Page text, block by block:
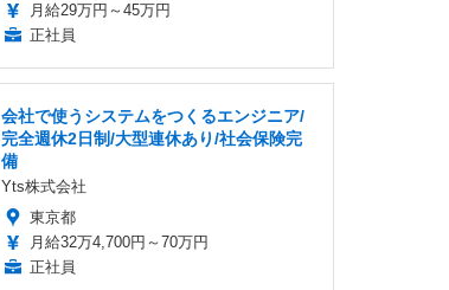
月給29万円～45万円
正社員
会社で使うシステムをつくるエンジニア/
完全週休2日制/大型連休あり/社会保険完
備
Yts株式会社
東京都
月給32万4,700円～70万円
正社員